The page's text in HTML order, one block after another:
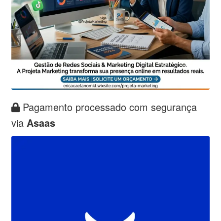
Pagamento processado com segurança
via Asaas